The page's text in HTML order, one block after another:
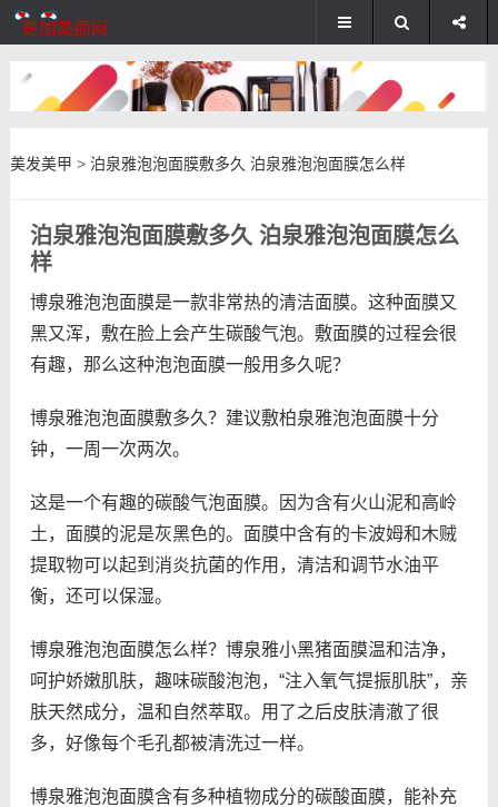
美发美甲 > 泊泉雅泡泡面膜敷多久 泊泉雅泡泡面膜怎么样
泊泉雅泡泡面膜敷多久 泊泉雅泡泡面膜怎么
样
博泉雅泡泡面膜是一款非常热的清洁面膜。这种面膜又
黑又浑，敷在脸上会产生碳酸气泡。敷面膜的过程会很
有趣，那么这种泡泡面膜一般用多久呢？
博泉雅泡泡面膜敷多久？建议敷柏泉雅泡泡面膜十分
钟，一周一次两次。
这是一个有趣的碳酸气泡面膜。因为含有火山泥和高岭
土，面膜的泥是灰黑色的。面膜中含有的卡波姆和木贼
提取物可以起到消炎抗菌的作用，清洁和调节水油平
衡，还可以保湿。
博泉雅泡泡面膜怎么样？博泉雅小黑猪面膜温和洁净，
呵护娇嫩肌肤，趣味碳酸泡泡，“注入氧气提振肌肤”，亲
肤天然成分，温和自然萃取。用了之后皮肤清澈了很
多，好像每个毛孔都被清洗过一样。
博泉雅泡泡面膜含有多种植物成分的碳酸面膜，能补充